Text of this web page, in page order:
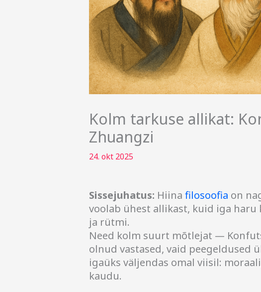
Kolm tarkuse allikat:
Zhuangzi
24. okt 2025
Sissejuhatus: Hiina filosoofia on
voolab ühest allikast, kuid iga haru
ja rütmi.
Need kolm suurt mõtlejat —
olnud vastased, vaid peegeldused
igaüks väljendas omal viisil:
kaudu.